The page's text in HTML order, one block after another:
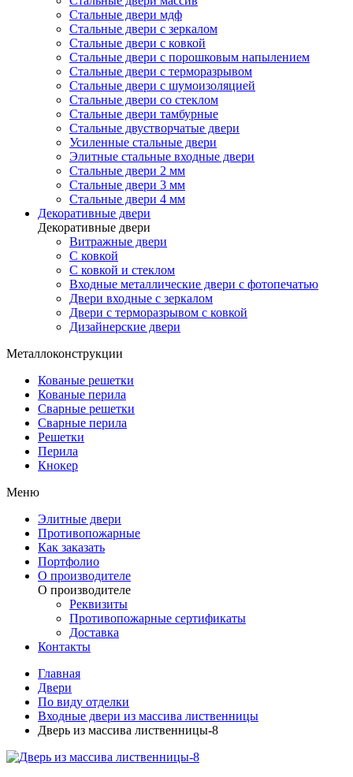
Стальные двери мдф
Стальные двери с зеркалом
Стальные двери с ковкой
Стальные двери с порошковым напылением
Стальные двери с терморазрывом
Стальные двери с шумоизоляцией
Стальные двери со стеклом
Стальные двери тамбурные
Стальные двустворчатые двери
Усиленные стальные двери
Элитные стальные входные двери
Стальные двери 2 мм
Стальные двери 3 мм
Стальные двери 4 мм
Декоративные двери
Декоративные двери
Витражные двери
С ковкой
С ковкой и стеклом
Входные металлические двери с фотопечатью
Двери входные с зеркалом
Двери с терморазрывом с ковкой
Дизайнерские двери
Металлоконструкции
Кованые решетки
Кованые перила
Сварные решетки
Сварные перила
Решетки
Перила
Кнокер
Меню
Элитные двери
Противопожарные
Как заказать
Портфолио
О производителе
О производителе
Реквизиты
Противопожарные сертификаты
Доставка
Контакты
Главная
Двери
По виду отделки
Входные двери из массива лиственницы
Дверь из массива лиственницы-8